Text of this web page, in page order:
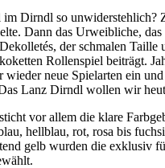
Dirndl so unwiderstehlich?
Dann das Urweibliche, das
der schmalen Taille
Rollenspiel beiträgt.
neue Spielarten ein und
Lanz Dirndl wollen wir
sticht vor allem die klare
hellblau, rot, rosa bis
gelb wurden die exklusiv